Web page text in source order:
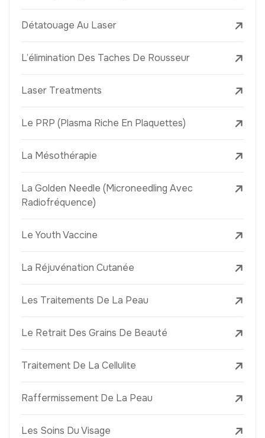
Détatouage Au Laser
L’élimination Des Taches De Rousseur
Laser Treatments
Le PRP (Plasma Riche En Plaquettes)
La Mésothérapie
La Golden Needle (Microneedling Avec
Radiofréquence)
Le Youth Vaccine
La Réjuvénation Cutanée
Les Traitements De La Peau
Le Retrait Des Grains De Beauté
Traitement De La Cellulite
Raffermissement De La Peau
Les Soins Du Visage